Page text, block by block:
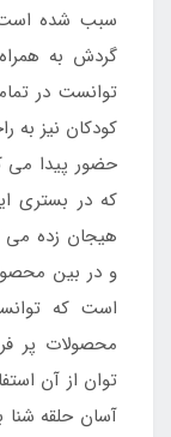
سبب شده است
گردش به
توانست در
کودکان نیز به
حضور پیدا می
که در بستری
هیجان زده می
و در بین
است که
محصولات پر
توان از آن
آسان حلقه